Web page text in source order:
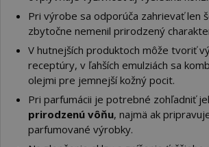
Pri výrobe sa odporúča zahrievať len
zbytočne nemenil prirodzený
V hutnejších produktoch môže tvoriť
receptúry, v ľahších emulziách sa
olejmi pre jemnejší kožný pocit.
Pri parfumácii je potrebné zohľadniť
prirodzenú vôňu, najmä ak
parfumované výrobky.